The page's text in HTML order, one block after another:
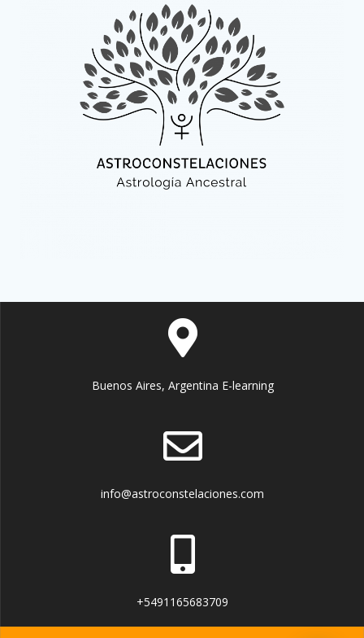
Buenos Aires, Argentina E-learning
info@astroconstelaciones.com
+5491165683709